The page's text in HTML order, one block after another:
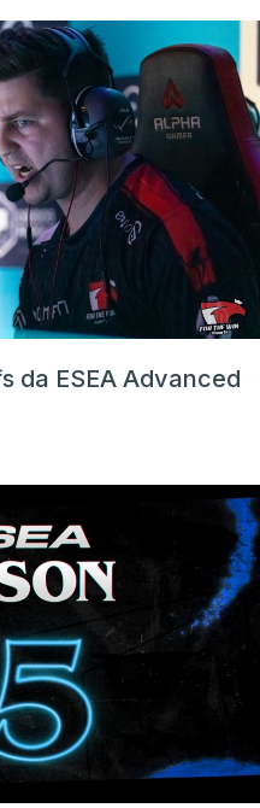
da ESEA Advanced